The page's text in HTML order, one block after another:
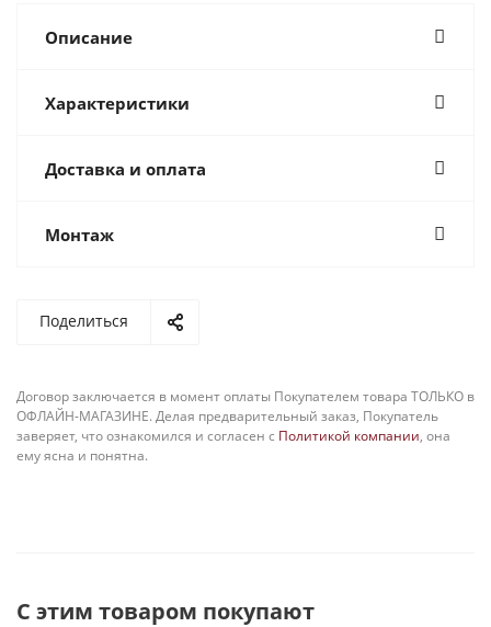
Описание
Характеристики
Доставка и оплата
Монтаж
Поделиться
Договор заключается в момент оплаты Покупателем товара ТОЛЬКО в
ОФЛАЙН-МАГАЗИНЕ. Делая предварительный заказ, Покупатель
заверяет, что ознакомился и согласен с Политикой компании, она
ему ясна и понятна.
С этим товаром покупают